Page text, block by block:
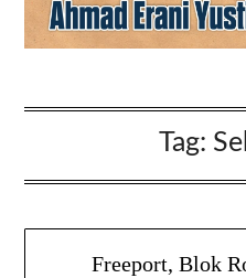
Tag:
Freeport, Blok